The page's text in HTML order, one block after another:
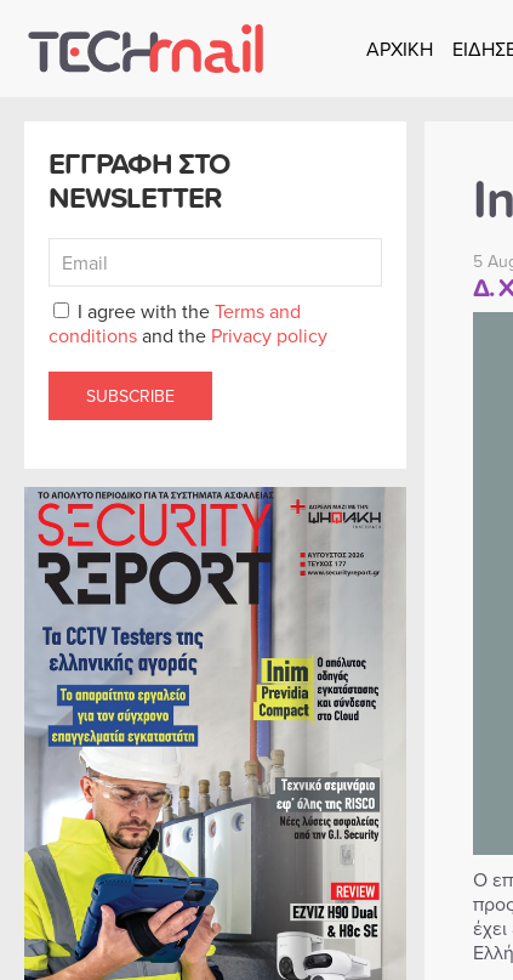
Skip to main content
ΑΡΧΙΚΗ
ΕΓΓΡΑΦΗ ΣΤΟ
NEWSLETTER
I agree with theTerms and
conditionsand the Privacy policy
SUBSCRIBE
5
Δ.
Ο